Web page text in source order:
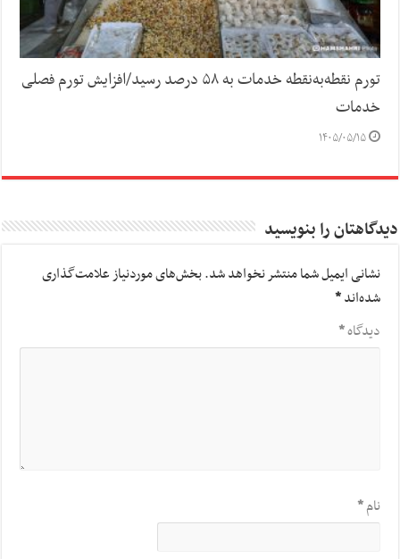
تورم نقطه‌به‌نقطه خدمات به ۵۸ درصد رسید/افزایش تورم فصلی
خدمات
۱۴۰۵/۰۵/۱۵
دیدگاهتان را بنویسید
نشانی ایمیل شما منتشر نخواهد شد.بخش‌های موردنیاز علامت‌گذاری
شده‌اند*
دیدگاه*
نام*